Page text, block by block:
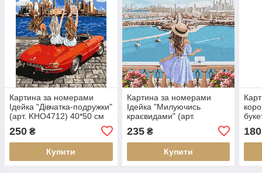
Картина за номерами
Ідейка "Дівчатка-подружки"
(арт. KHO4712) 40*50 см
250 ₴
Купити
Картина за номерами
Ідейка "Милуючись
краєвидами" (арт.
коробки
235₴
Купити
180